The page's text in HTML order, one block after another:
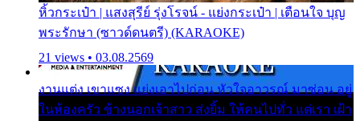
หิ้วกระเป๋า | แสงสุรีย์ รุ่งโรจน์ - แย่งกระเป๋า | เตือนใจ บุญ
พระรักษา (ซาวด์ดนตรี) (KARAOKE)
21 views • 03.08.2569
งานแต่ง เขาแซง แย่งเอาไปก่อน หัวใจอาวรณ์ มาซ่อน อยู่
ในห้องครัว ข้างนอกเจ้าสาว ส่งยิ้ม ให้คนไปทั่ว แต่เรา เฝ้า